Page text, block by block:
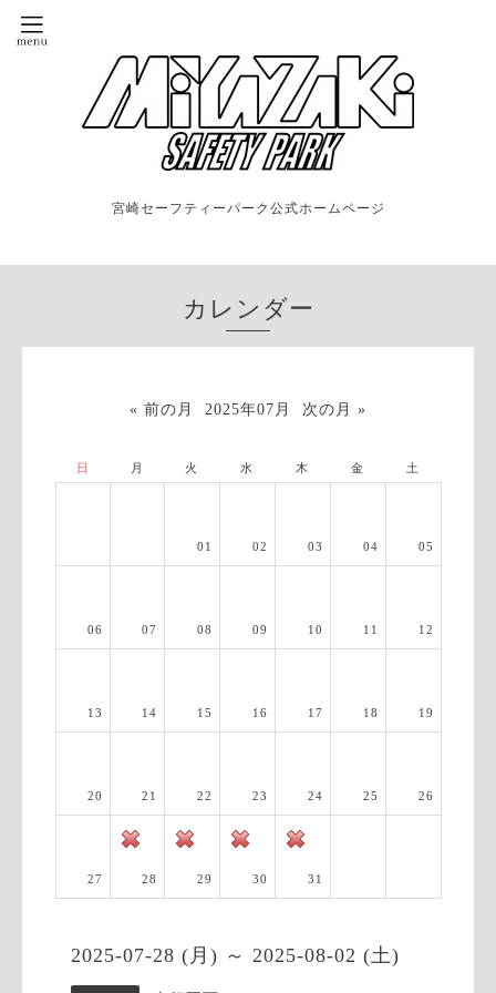
宮崎セーフティーパーク公式ホームページ
カレンダー
« 前の月 2025年07月 次の月 »
日 月 火 水 木 金 土
01 02 03 04 05
06 07 08 09 10 11 12
13 14 15 16 17 18 19
20 21 22 23 24 25 26
27 28 29 30 31
2025-07-28 (月) ～ 2025-08-02 (土)